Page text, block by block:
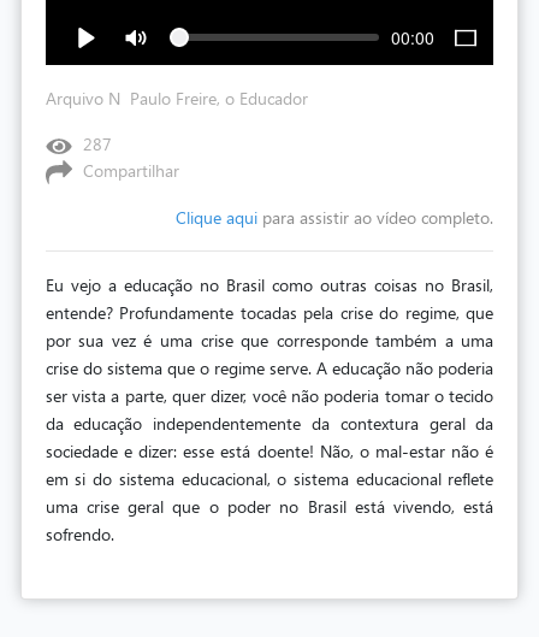
00:00
Arquivo N  Paulo Freire, o Educador
287
Compartilhar
Clique aqui para assistir ao vídeo completo.
Eu vejo a educação no Brasil como outras coisas no Brasil,
entende? Profundamente tocadas pela crise do regime, que
por sua vez é uma crise que corresponde também a uma
crise do sistema que o regime serve. A educação não poderia
ser vista a parte, quer dizer, você não poderia tomar o tecido
da educação independentemente da contextura geral da
sociedade e dizer: esse está doente! Não, o mal-estar não é
em si do sistema educacional, o sistema educacional reflete
uma crise geral que o poder no Brasil está vivendo, está
sofrendo.